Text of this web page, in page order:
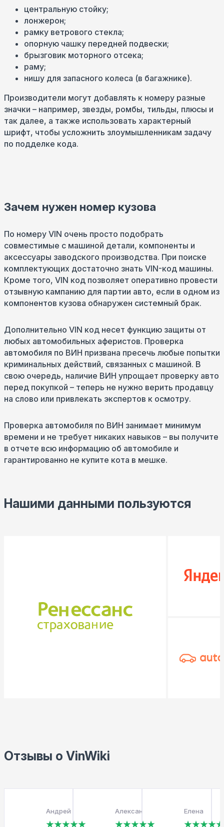
центральную стойку;
лонжерон;
рамку ветрового стекла;
опорную чашку передней подвески;
брызговик моторного отсека;
раму;
нишу для запасного колеса (в багажнике).
Производители могут добавлять к номеру разные
значки – например, звезды, ромбы, тильды, плюсы и
так далее, а также использовать характерный
шрифт, чтобы усложнить злоумышленникам задачу
по подделке кода.
Зачем нужен номер кузова
По номеру VIN очень просто подобрать
совместимые с машиной детали, компоненты и
аксессуары заводского производства. При поиске
комплектующих достаточно знать VIN-код машины.
Кроме того, VIN код позволяет оперативно провести
отзывную кампанию для партии авто, если в одном из
компонентов кузова обнаружен системный брак.
Дополнительно VIN код несет функцию защиты от
любых автомобильных аферистов. Проверка
автомобиля по ВИН призвана пресечь любые попытки
криминальных действий, связанных с машиной. В
свою очередь, наличие ВИН упрощает проверку авто
перед покупкой – теперь не нужно верить продавцу
на слово или привлекать экспертов к осмотру.
Проверка автомобиля по ВИН занимает минимум
времени и не требует никаких навыков – вы получите
в отчете всю информацию об автомобиле и
гарантированно не купите кота в мешке.
Нашими данными пользуются
Отзывы о VinWiki
Андрей Александр Елена